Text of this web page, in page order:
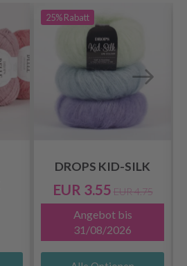
25%Rabatt
DROPS KID-SILK
EUR 3.55 EUR 4.75
Angebot bis
31/08/2026